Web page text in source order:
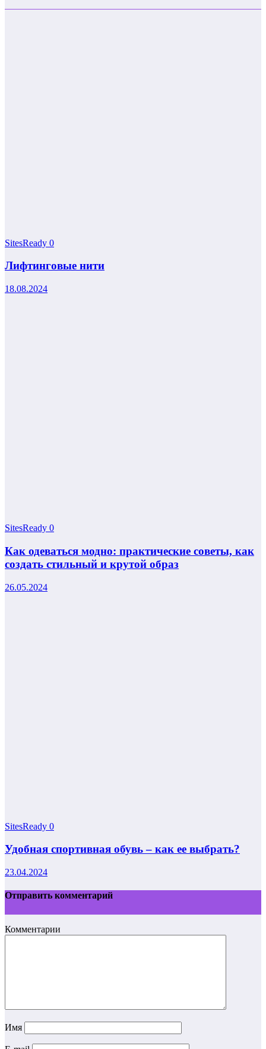
SitesReady 0
Лифтинговые нити
18.08.2024
SitesReady 0
Как одеваться модно: практические советы, как
создать стильный и крутой образ
26.05.2024
SitesReady 0
Удобная спортивная обувь – как ее выбрать?
23.04.2024
Отправить комментарий
Комментарии
Имя